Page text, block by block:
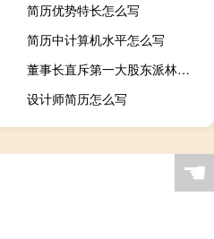
简历优势特长怎么写
简历中计算机水平怎么写
董事长直斥第一大股东派林生物控股权争夺白热化
设计师简历怎么写
☚